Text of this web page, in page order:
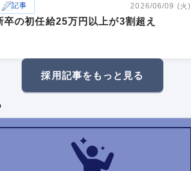
記事 2026/06/09 (火)
卒の初任給25万円以上が3割超え
採用記事をもっと見る